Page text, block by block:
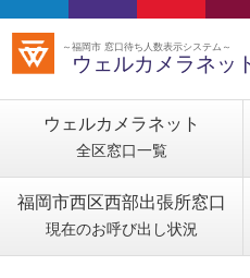
～福岡市 窓口待ち人数表示システム～
ウェルカメラネッ
ウェルカメラネット
全区窓口一覧
福岡市西区西部出張所窓口
現在のお呼び出し状況